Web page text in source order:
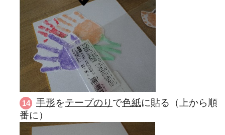
手形をテープのり で色紙に貼る（上から順
番に）